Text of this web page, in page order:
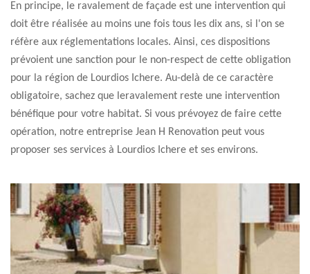
En principe, le ravalement de façade est une intervention qui
doit être réalisée au moins une fois tous les dix ans, si l'on se
réfère aux réglementations locales. Ainsi, ces dispositions
prévoient une sanction pour le non-respect de cette obligation
pour la région de Lourdios Ichere. Au-delà de ce caractère
obligatoire, sachez que leravalement reste une intervention
bénéfique pour votre habitat. Si vous prévoyez de faire cette
opération, notre entreprise Jean H Renovation peut vous
proposer ses services à Lourdios Ichere et ses environs.